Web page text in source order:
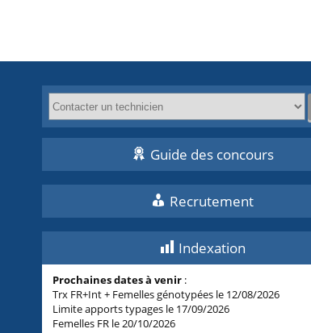
Guide des concours
Recrutement
Indexation
Prochaines dates à venir :
Trx FR+Int + Femelles génotypées le 12/08/2026
Limite apports typages le 17/09/2026
Femelles FR le 20/10/2026